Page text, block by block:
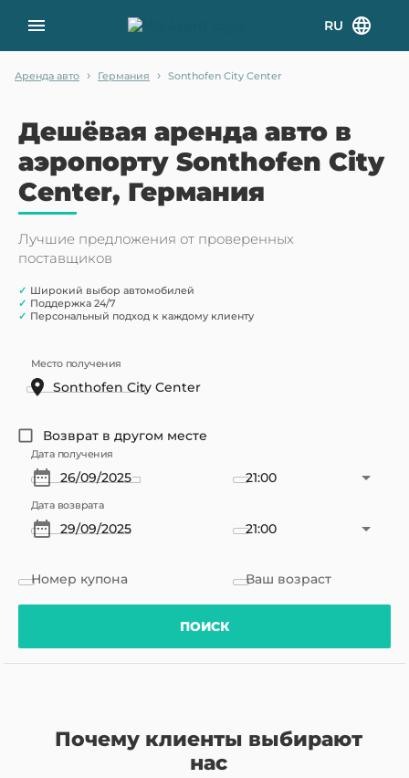
RU
Аренда авто › Германия › Sonthofen City Center
Дешёвая аренда авто в
аэропорту Sonthofen City
Center, Германия
Лучшие предложения от проверенных
поставщиков
✓ Широкий выбор автомобилей
✓ Поддержка 24/7
✓ Персональный подход к каждому клиенту
Место получения
Возврат в другом месте
Дата получения
21:00
Дата возврата
21:00
Номер купона Ваш возраст
ПОИСК
Почему клиенты выбирают
нас